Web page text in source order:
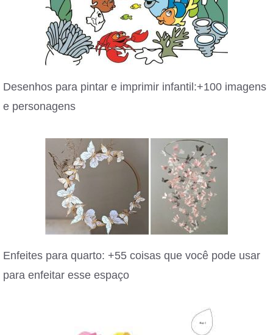
Desenhos para pintar e imprimir infantil:+100 imagens
e personagens
Enfeites para quarto: +55 coisas que você pode usar
para enfeitar esse espaço